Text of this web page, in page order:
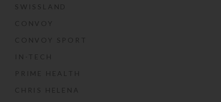
SWISSLAND
CONVOY
CONVOY SPORT
IN-TECH
PRIME HEALTH
CHRIS HELENA